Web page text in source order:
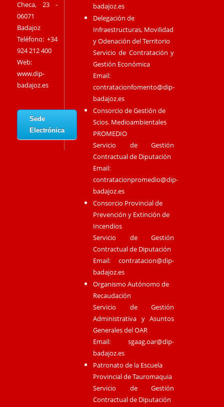
Checa, 23 -
06071
Badajoz
Teléfono: +34
924 212 400
Web:
www.dip-
badajoz.es
Sede
Electrónica
badajoz.es
Delegación de
Infraestructuras, Movilidad
y Odenación del Territorio
Servicio de Contratación y
Gestión Económica
Email:
contratacionfomento@dip-
badajoz.es
Consorcio de Gestión de
Scios. Medioambientales
PROMEDIO
Servicio de Gestión
Contractual de Diputación
Email:
contratacionpromedio@dip-
badajoz.es
Consorcio Provincial de
Prevención y Extinción de
Incendios
Servicio de Gestión
Contractual de Diputación
Email:contratacion@dip-
badajoz.es
Organismo Autónomo de
Recaudación
Servicio de Gestión
Administrativa y Asuntos
Generales del OAR
Email:sgaag.oar@dip-
badajoz.es
Patronato de la Escuela
Provincial de Tauromaquia
Servicio de Gestión
Contractual de Diputación